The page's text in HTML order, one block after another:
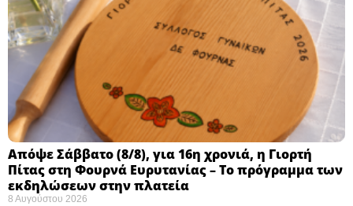
Απόψε Σάββατο (8/8), για 16η χρονιά, η Γιορτή
Πίτας στη Φουρνά Ευρυτανίας – Το πρόγραμμα των
εκδηλώσεων στην πλατεία
8 Αυγούστου 2026